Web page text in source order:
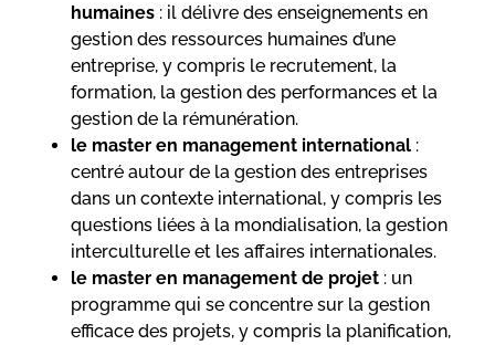
humaines : il délivre des enseignements en
gestion des ressources humaines d’une
entreprise, y compris le recrutement, la
formation, la gestion des performances et la
gestion de la rémunération.
le master en management international :
centré autour de la gestion des entreprises
dans un contexte international, y compris les
questions liées à la mondialisation, la gestion
interculturelle et les affaires internationales.
le master en management de projet : un
programme qui se concentre sur la gestion
efficace des projets, y compris la planification,